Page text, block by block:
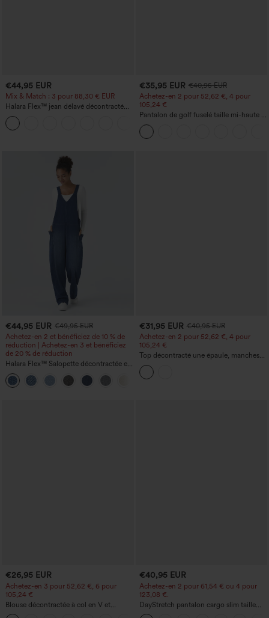
€44,95 EUR
Mix & Match : 3 pour 88,30 € EUR
Halara Flex™ jean délavé décontracté
taille haute à poches, coupe baggy à
jambe large
€35,95 EUR €40,95 EUR
Achetez-en 2 pour 52,62 €, 4 pour
105,24 €
Pantalon de golf fuselé taille mi-haute à
cordon, ourlet incurvé, séchage rapide,
avec poches — UPF40+
€44,95 EUR €49,95 EUR
Achetez-en 2 et bénéficiez de 10 % de
réduction | Achetez-en 3 et bénéficiez
de 20 % de réduction
Halara Flex™ Salopette décontractée en
denim lavé à encolure en V avec poche
€31,95 EUR €40,95 EUR
Achetez-en 2 pour 52,62 €, 4 pour
105,24 €
Top décontracté une épaule, manches
courtes, ourlet arrondi hi-low,
soutien‑gorge intégré, motif à pois
€26,95 EUR
Achetez-en 3 pour 52,62 €, 6 pour
105,24 €
Blouse décontractée à col en V et
manches courtes bouffantes
€40,95 EUR
Achetez-en 2 pour 61,54 € ou 4 pour
123,08 €.
DayStretch pantalon cargo slim taille
haute, poches zippées, uni